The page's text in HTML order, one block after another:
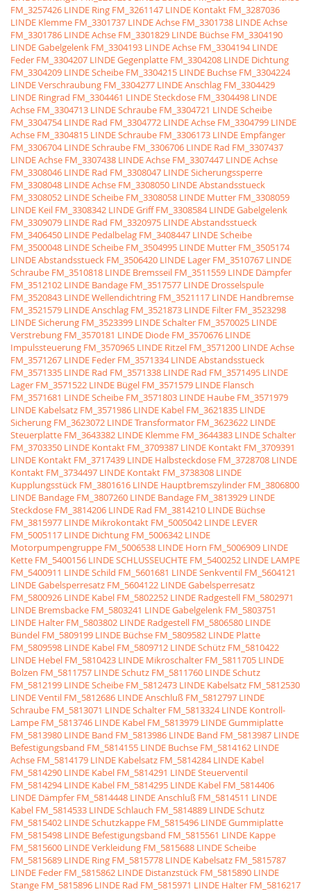
FM_3257426 LINDE Ring FM_3261147 LINDE Kontakt FM_3287036
LINDE Klemme FM_3301737 LINDE Achse FM_3301738 LINDE Achse
FM_3301786 LINDE Achse FM_3301829 LINDE Büchse FM_3304190
LINDE Gabelgelenk FM_3304193 LINDE Achse FM_3304194 LINDE
Feder FM_3304207 LINDE Gegenplatte FM_3304208 LINDE Dichtung
FM_3304209 LINDE Scheibe FM_3304215 LINDE Buchse FM_3304224
LINDE Verschraubung FM_3304277 LINDE Anschlag FM_3304429
LINDE Ringrad FM_3304461 LINDE Steckdose FM_3304498 LINDE
Achse FM_3304713 LINDE Schraube FM_3304721 LINDE Scheibe
FM_3304754 LINDE Rad FM_3304772 LINDE Achse FM_3304799 LINDE
Achse FM_3304815 LINDE Schraube FM_3306173 LINDE Empfänger
FM_3306704 LINDE Schraube FM_3306706 LINDE Rad FM_3307437
LINDE Achse FM_3307438 LINDE Achse FM_3307447 LINDE Achse
FM_3308046 LINDE Rad FM_3308047 LINDE Sicherungssperre
FM_3308048 LINDE Achse FM_3308050 LINDE Abstandsstueck
FM_3308052 LINDE Scheibe FM_3308058 LINDE Mutter FM_3308059
LINDE Keil FM_3308342 LINDE Griff FM_3308584 LINDE Gabelgelenk
FM_3309079 LINDE Rad FM_3320975 LINDE Abstandsstueck
FM_3406450 LINDE Pedalbelag FM_3408447 LINDE Scheibe
FM_3500048 LINDE Scheibe FM_3504995 LINDE Mutter FM_3505174
LINDE Abstandsstueck FM_3506420 LINDE Lager FM_3510767 LINDE
Schraube FM_3510818 LINDE Bremsseil FM_3511559 LINDE Dämpfer
FM_3512102 LINDE Bandage FM_3517577 LINDE Drosselspule
FM_3520843 LINDE Wellendichtring FM_3521117 LINDE Handbremse
FM_3521579 LINDE Anschlag FM_3521873 LINDE Filter FM_3523298
LINDE Sicherung FM_3523399 LINDE Schalter FM_3570025 LINDE
Verstrebung FM_3570181 LINDE Diode FM_3570676 LINDE
Impulssteuerung FM_3570965 LINDE Ritzel FM_3571200 LINDE Achse
FM_3571267 LINDE Feder FM_3571334 LINDE Abstandsstueck
FM_3571335 LINDE Rad FM_3571338 LINDE Rad FM_3571495 LINDE
Lager FM_3571522 LINDE Bügel FM_3571579 LINDE Flansch
FM_3571681 LINDE Scheibe FM_3571803 LINDE Haube FM_3571979
LINDE Kabelsatz FM_3571986 LINDE Kabel FM_3621835 LINDE
Sicherung FM_3623072 LINDE Transformator FM_3623622 LINDE
Steuerplatte FM_3643382 LINDE Klemme FM_3644383 LINDE Schalter
FM_3703350 LINDE Kontakt FM_3709387 LINDE Kontakt FM_3709391
LINDE Kontakt FM_3717439 LINDE Halbsteckdose FM_3728708 LINDE
Kontakt FM_3734497 LINDE Kontakt FM_3738308 LINDE
Kupplungsstück FM_3801616 LINDE Hauptbremszylinder FM_3806800
LINDE Bandage FM_3807260 LINDE Bandage FM_3813929 LINDE
Steckdose FM_3814206 LINDE Rad FM_3814210 LINDE Büchse
FM_3815977 LINDE Mikrokontakt FM_5005042 LINDE LEVER
FM_5005117 LINDE Dichtung FM_5006342 LINDE
Motorpumpengruppe FM_5006538 LINDE Horn FM_5006909 LINDE
Kette FM_5400156 LINDE SCHLUSSEUCHTE FM_5400252 LINDE LAMPE
FM_5400911 LINDE Schild FM_5601681 LINDE Senkventil FM_5604121
LINDE Gabelsperresatz FM_5604122 LINDE Gabelsperresatz
FM_5800926 LINDE Kabel FM_5802252 LINDE Radgestell FM_5802971
LINDE Bremsbacke FM_5803241 LINDE Gabelgelenk FM_5803751
LINDE Halter FM_5803802 LINDE Radgestell FM_5806580 LINDE
Bündel FM_5809199 LINDE Büchse FM_5809582 LINDE Platte
FM_5809598 LINDE Kabel FM_5809712 LINDE Schütz FM_5810422
LINDE Hebel FM_5810423 LINDE Mikroschalter FM_5811705 LINDE
Bolzen FM_5811757 LINDE Schutz FM_5811760 LINDE Schutz
FM_5812199 LINDE Scheibe FM_5812473 LINDE Kabelsatz FM_5812530
LINDE Ventil FM_5812686 LINDE Anschluß FM_5812797 LINDE
Schraube FM_5813071 LINDE Schalter FM_5813324 LINDE Kontroll-
Lampe FM_5813746 LINDE Kabel FM_5813979 LINDE Gummiplatte
FM_5813980 LINDE Band FM_5813986 LINDE Band FM_5813987 LINDE
Befestigungsband FM_5814155 LINDE Buchse FM_5814162 LINDE
Achse FM_5814179 LINDE Kabelsatz FM_5814284 LINDE Kabel
FM_5814290 LINDE Kabel FM_5814291 LINDE Steuerventil
FM_5814294 LINDE Kabel FM_5814295 LINDE Kabel FM_5814406
LINDE Dämpfer FM_5814448 LINDE Anschluß FM_5814511 LINDE
Kabel FM_5814533 LINDE Schlauch FM_5814889 LINDE Schutz
FM_5815402 LINDE Schutzkappe FM_5815496 LINDE Gummiplatte
FM_5815498 LINDE Befestigungsband FM_5815561 LINDE Kappe
FM_5815600 LINDE Verkleidung FM_5815688 LINDE Scheibe
FM_5815689 LINDE Ring FM_5815778 LINDE Kabelsatz FM_5815787
LINDE Feder FM_5815862 LINDE Distanzstück FM_5815890 LINDE
Stange FM_5815896 LINDE Rad FM_5815971 LINDE Halter FM_5816217